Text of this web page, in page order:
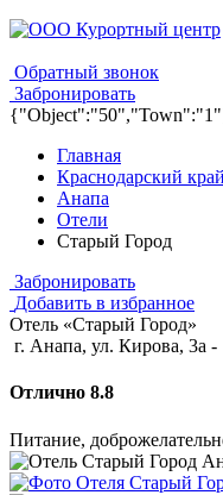
Обратный звонок
Забронировать
Главная
Краснодарский край
Анапа
Отели
Старый Город
Забронировать
Добавить в избранное
Отель «Старый Город»
г. Анапа, ул. Кирова, 3а -
Отлично 8.8
Питание,